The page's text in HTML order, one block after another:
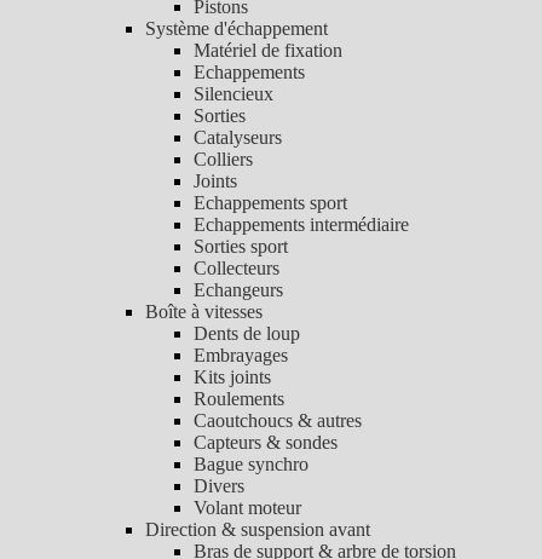
Pistons
Système d'échappement
Matériel de fixation
Echappements
Silencieux
Sorties
Catalyseurs
Colliers
Joints
Echappements sport
Echappements intermédiaire
Sorties sport
Collecteurs
Echangeurs
Boîte à vitesses
Dents de loup
Embrayages
Kits joints
Roulements
Caoutchoucs & autres
Capteurs & sondes
Bague synchro
Divers
Volant moteur
Direction & suspension avant
Bras de support & arbre de torsion